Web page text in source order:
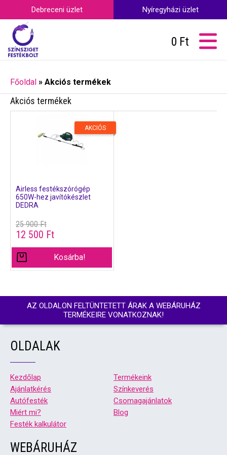
Debreceni üzlet Nyíregyházi üzlet
0 Ft
Főoldal » Akciós termékek
Akciós termékek
AKCIÓS
Airless festékszórógép
650W-hez javítókészlet
DEDRA
25 900Ft
12 500 Ft
Kosárba!
AZ OLDALON FELTÜNTETETT ÁRAK A WEBÁRUHÁZ
TERMÉKEIRE VONATKOZNAK!
OLDALAK
Kezdőlap
Termékeink
Ajánlatkérés
Színkeverés
Autófesték
Csomagajánlatok
Miért mi?
Blog
Festék kalkulátor
WEBÁRUHÁZ